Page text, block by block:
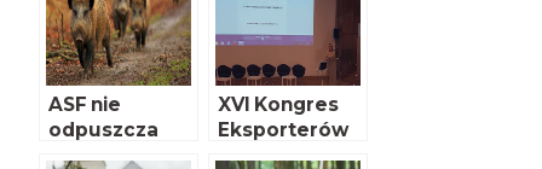
ASF nie
odpuszcza
XVI Kongres
Eksporterów
Polskich